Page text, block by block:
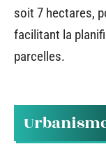
soit 7 hectares,
facilitant la
parcelles.